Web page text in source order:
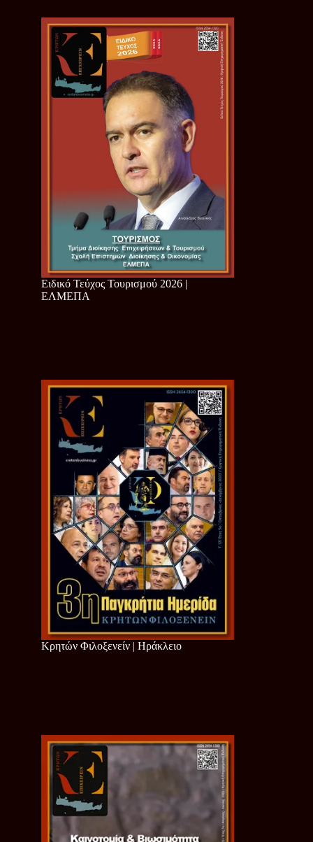
Ειδικό Τεύχος Τουρισμού 2026 |
ΕΛΜΕΠΑ
Κρητών Φιλοξενείν | Ηράκλειο